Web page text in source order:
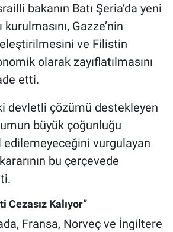
bakanın Batı Şeria’da yeni
Gazze’nin
ve Filistin
olarak zayıflatılmasını
etti.
devletli çözümü destekleyen
büyük çoğunluğu
edilemeyeceğini vurgulayan
bu çerçevede
Cezasız Kalıyor”
Fransa, Norveç ve İngiltere